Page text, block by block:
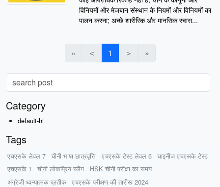
विनियमों और मेजबान संस्थान के नियमों और विनियमों का
पालन करना; अच्छे शारीरिक और मानसिक स्वास...
« ＜ 1 ＞ »
Category
default-hi
Tags
एचएसके लेवल 7 चीनी भाषा छात्रवृत्ति एचएसके टेस्ट लेवल 6
चाइनीज एचएसके टेस्ट
एचएसके 1
चीनी लोकप्रिय स्लैंग
HSK चीनी परीक्षा का समय
अंग्रेजी ध्वन्यात्मक प्रतीक
एचएसके परीक्षण की तारीख 2024